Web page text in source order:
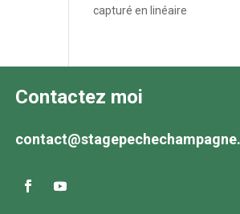
capturé en linéaire
Contactez moi